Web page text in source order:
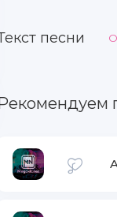
песни